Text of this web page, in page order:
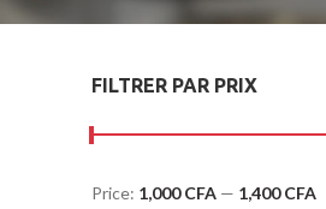
FILTRER PAR PRIX
Price: 1,000 CFA — 1,400 CFA